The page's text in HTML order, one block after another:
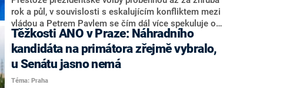
vrátila k volební porážce koalice Spolu či promluvila o
hnutí Naše Česko Martina Kuby.
rok a půl, v souvislosti s eskalujícím konfliktem mezi
vládou a Petrem Pavlem se čím dál více spekuluje o
tom, koho by do bitvy o Hrad mohla vyslat současná
koalice. Někteří političtí komentátoři znovu vytahují
jméno premiéra Andreje Babiše (ANO). Jak moc je
pravděpodobné, že se v prezidentských volbách 2028
bude znovu opakovat souboj z roku 2023?
Těžkosti ANO v Praze: Náhradního
kandidáta na primátora zřejmě vybralo,
u Senátu jasno nemá
Téma: Praha